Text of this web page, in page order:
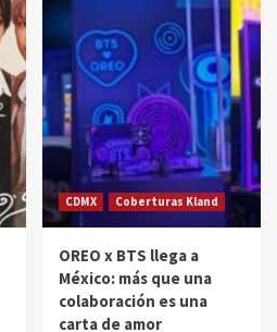
CDMX Coberturas Kland
OREO x BTS llega a
México: más que una
colaboración es una
carta de amor